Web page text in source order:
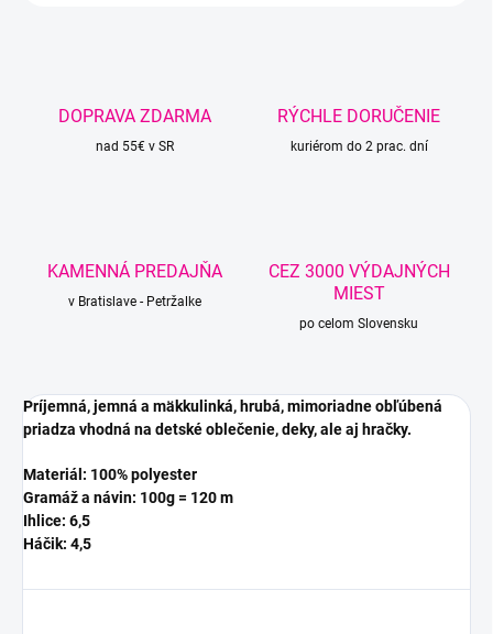
DOPRAVA ZDARMA
nad 55€ v SR
RÝCHLE DORUČENIE
kuriérom do 2 prac. dní
KAMENNÁ PREDAJŇA
v Bratislave - Petržalke
CEZ 3000 VÝDAJNÝCH
MIEST
po celom Slovensku
Príjemná, jemná a mäkkulinká, hrubá, mimoriadne obľúbená
priadza vhodná na detské oblečenie, deky, ale aj hračky.
Materiál: 100% polyester
Gramáž a návin: 100g = 120 m
Ihlice: 6,5
Háčik: 4,5